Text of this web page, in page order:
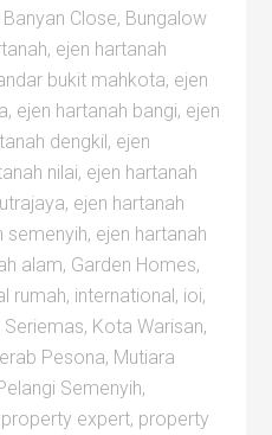
Banyan Close, Bungalow
, ejen hartanah
bukit mahkota, ejen
, ejen hartanah bangi, ejen
dengkil, ejen
nilai, ejen hartanah
, ejen hartanah
semenyih, ejen hartanah
alam, Garden Homes,
rumah, international, ioi,
, Kota Warisan,
Pesona, Mutiara
Semenyih,
property expert, property